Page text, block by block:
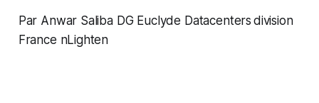
Par Anwar Saliba DG Euclyde Datacenters division
France nLighten